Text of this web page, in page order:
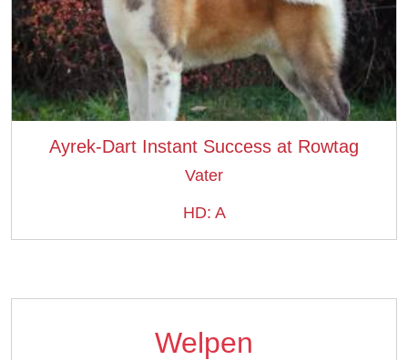
Ayrek-Dart Instant Success at Rowtag
Vater
HD: A
Welpen